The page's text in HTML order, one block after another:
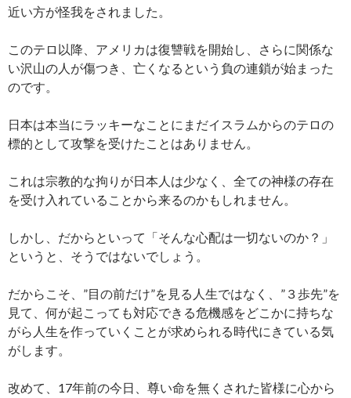
近い方が怪我をされました。
このテロ以降、アメリカは復讐戦を開始し、さらに関係な
い沢山の人が傷つき、亡くなるという負の連鎖が始まった
のです。
日本は本当にラッキーなことにまだイスラムからのテロの
標的として攻撃を受けたことはありません。
これは宗教的な拘りが日本人は少なく、全ての神様の存在
を受け入れていることから来るのかもしれません。
しかし、だからといって「そんな心配は一切ないのか？」
というと、そうではないでしょう。
だからこそ、”目の前だけ”を見る人生ではなく、”３歩先”を
見て、何が起こっても対応できる危機感をどこかに持ちな
がら人生を作っていくことが求められる時代にきている気
がします。
改めて、17年前の今日、尊い命を無くされた皆様に心から